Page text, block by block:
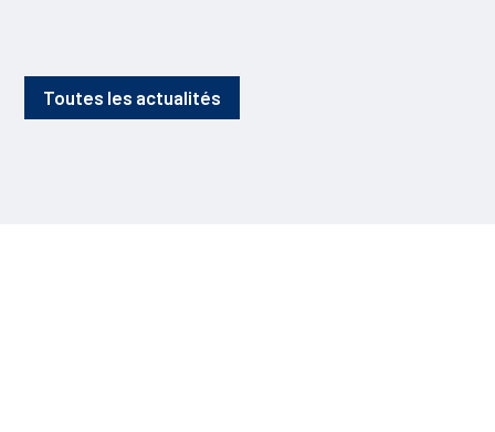
Toutes les actualités